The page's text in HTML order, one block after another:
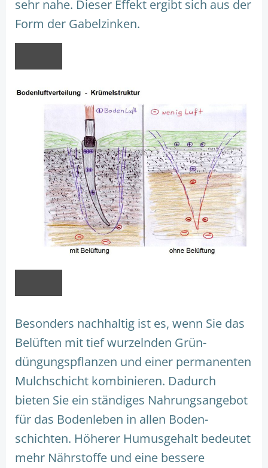
sehr nahe. Dieser Effekt ergibt sich aus der
Form der Gabelzinken.
Besonders nachhaltig ist es, wenn Sie das
Belüften mit tief wurzelnden Grün-
düngungspflanzen und einer permanenten
Mulchschicht kombinieren. Dadurch
bieten Sie ein ständiges Nahrungsangebot
für das Bodenleben in allen Boden-
schichten. Höherer Humusgehalt bedeutet
mehr Nährstoffe und eine bessere